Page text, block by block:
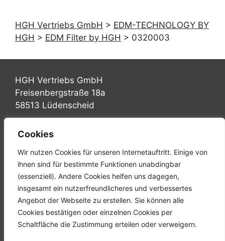
Cookies
Wir nutzen Cookies für unseren Internetauftritt. Einige von
ihnen sind für bestimmte Funktionen unabdingbar
(essenziell). Andere Cookies helfen uns dagegen,
insgesamt ein nutzerfreundlicheres und verbessertes
Angebot der Webseite zu erstellen. Sie können alle
Cookies bestätigen oder einzelnen Cookies per
Schaltfläche die Zustimmung erteilen oder verweigern.
HGH Vertriebs GmbH > EDM-TECHNOLOGY BY
HGH > EDM Filter by HGH > 0320003
HGH Vertriebs GmbH
Freisenbergstraße 18a
58513 Lüdenscheid
Tel.: +49 (0) 2351 947570
Mail: info@hgh-luedenscheid.de
Startseite
Unternehmen
Karriere
Downloads